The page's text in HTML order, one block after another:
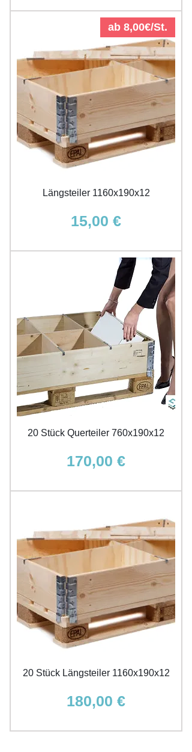
ab 8,00€/St.
Längsteiler 1160x190x12
Preis
15,00 €
20 Stück Querteiler 760x190x12
Preis
170,00 €
20 Stück Längsteiler 1160x190x12
Preis
180,00 €